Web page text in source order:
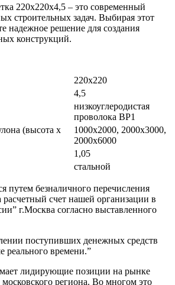
220х220х4,5 – это современный
строительных задач. Выбирая этот
надежное решение для создания
конструкций.
220х220
4,5
низкоуглеродистая
проволока ВР1
(высота х
1000х2000, 2000х3000,
2000х6000
1,05
стальной
путем безналичного перечисления
счет нашей организации в
г.Москва согласно выставленного
поступивших денежных средств
реального времени.”
лидирующие позиции на рынке
московского региона. Во многом это